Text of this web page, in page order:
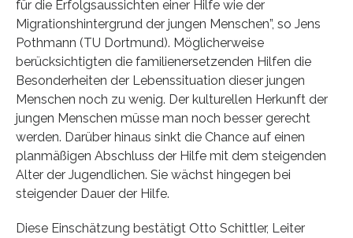
für die Erfolgsaussichten einer Hilfe wie der
Migrationshintergrund der jungen Menschen”, so Jens
Pothmann (TU Dortmund). Möglicherweise
berücksichtigten die familienersetzenden Hilfen die
Besonderheiten der Lebenssituation dieser jungen
Menschen noch zu wenig. Der kulturellen Herkunft der
jungen Menschen müsse man noch besser gerecht
werden. Darüber hinaus sinkt die Chance auf einen
planmäßigen Abschluss der Hilfe mit dem steigenden
Alter der Jugendlichen. Sie wächst hingegen bei
steigender Dauer der Hilfe.
Diese Einschätzung bestätigt Otto Schittler, Leiter